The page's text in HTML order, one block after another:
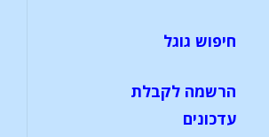
חיפוש גוגל
הרשמה לקבלת
עדכונים